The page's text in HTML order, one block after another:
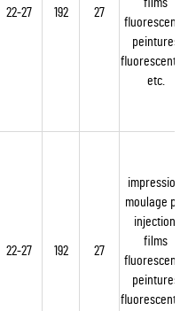
22-27 192 27
films
fluorescents,
peintures
etc.
22-27 192 27
impression,
moulage par
injection,
films
fluorescents,
peintures